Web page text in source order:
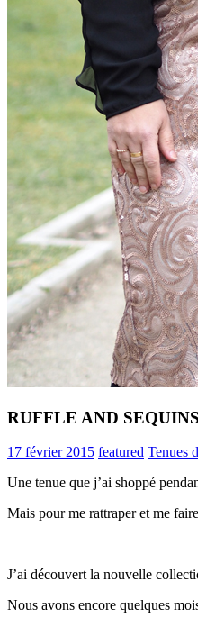
RUFFLE AND SEQUINS
17 février 2015 featured Tenues
Une tenue que j’ai shoppé
Mais pour me rattraper et me
J’ai découvert la nouvelle
Nous avons encore quelques